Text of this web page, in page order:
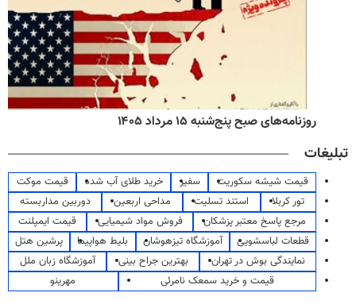
روزنامه‌های صبح پنج‌شنبه ۱۵ مرداد ۱۴۰۵
تبلیغات
قیمت شیشه سکوریت سفیر خرید طلای آب شده
قیمت موکت
تور کربلا
استند تسلیت مداحی اربعین
دوربین مداربسته
مرجع پاسخ معتبر پزشکان
فروش مواد شیمیایی
قیمت ایمپلنت
قطعات لباسشویی
آموزشگاه تیزهوشان بلیط هواپیما
پرشین هتل
نمایندگی بوش در تهران
بهترین جراح بینی
آموزشگاه زبان ملل
قیمت و خرید سمعک نامرئی
مهرینو